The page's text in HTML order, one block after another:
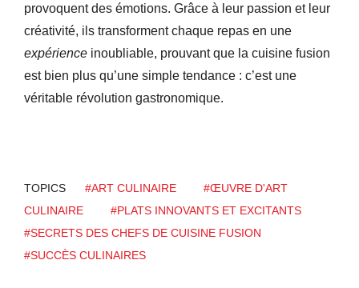
provoquent des émotions. Grâce à leur passion et leur
créativité, ils transforment chaque repas en une
expérience inoubliable, prouvant que la cuisine fusion
est bien plus qu’une simple tendance : c’est une
véritable révolution gastronomique.
TOPICS #ART CULINAIRE
#ŒUVRE D'ART
CULINAIRE
#PLATS INNOVANTS ET EXCITANTS
#SECRETS DES CHEFS DE CUISINE FUSION
#SUCCÈS CULINAIRES